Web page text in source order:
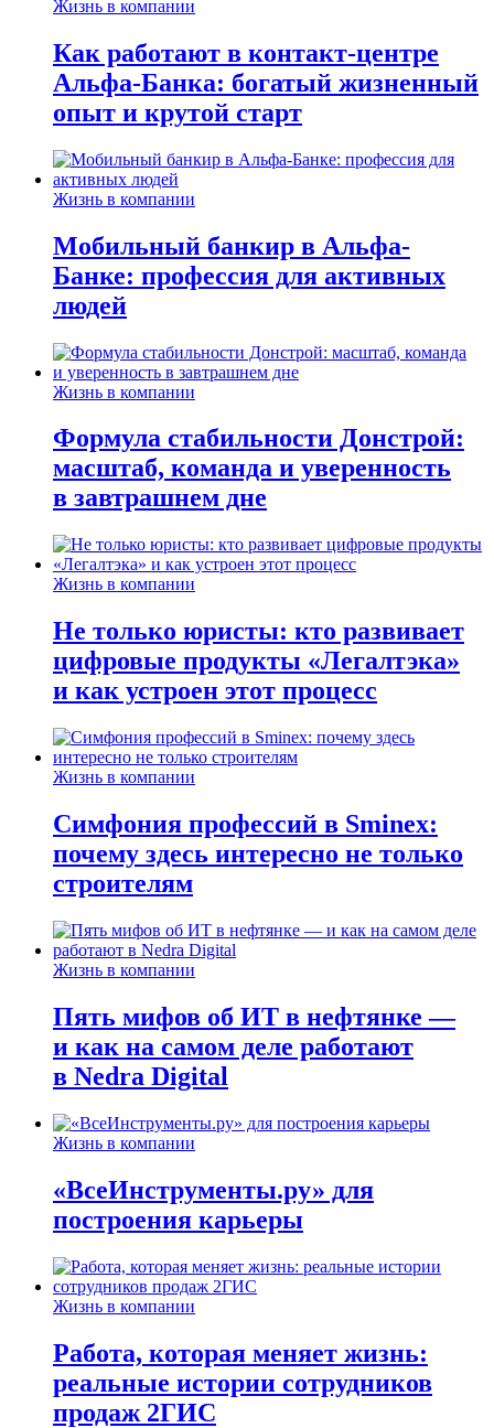
Жизнь в компании
Как работают в контакт-центре
Альфа-Банка: богатый жизненный
опыт и крутой старт
Жизнь в компании
Мобильный банкир в Альфа-
Банке: профессия для активных
людей
Жизнь в компании
Формула стабильности Донстрой:
масштаб, команда и уверенность
в завтрашнем дне
Жизнь в компании
Не только юристы: кто развивает
цифровые продукты «Легалтэка»
и как устроен этот процесс
Жизнь в компании
Симфония профессий в Sminex:
почему здесь интересно не только
строителям
Жизнь в компании
Пять мифов об ИТ в нефтянке —
и как на самом деле работают
в Nedra Digital
Жизнь в компании
«ВсеИнструменты.ру» для
построения карьеры
Жизнь в компании
Работа, которая меняет жизнь:
реальные истории сотрудников
продаж 2ГИС